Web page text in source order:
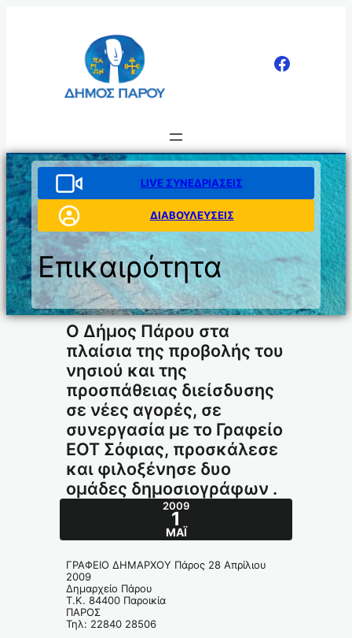
LIVE ΣΥΝΕΔΡΙΑΣΕΙΣ
ΔΙΑΒΟΥΛΕΥΣΕΙΣ
Επικαιρότητα
Ο Δήμος Πάρου στα
πλαίσια της προβολής του
νησιού και της
προσπάθειας διείσδυσης
σε νέες αγορές, σε
συνεργασία με το Γραφείο
ΕΟΤ Σόφιας, προσκάλεσε
και φιλοξένησε δυο
ομάδες δημοσιογράφων .
2009
1
ΜΆΙ
ΓΡΑΦΕΙΟ ΔΗΜΑΡΧΟΥ Πάρος 28 Απρίλιου
2009
Δημαρχείο Πάρου
Τ.Κ. 84400 Παροικία
ΠΑΡΟΣ
Τηλ: 22840 28506